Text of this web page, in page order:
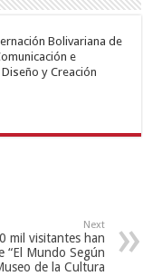
Bolivariana de
e
y Creación
Next
mil visitantes han
“El Mundo Según
de la Cultura